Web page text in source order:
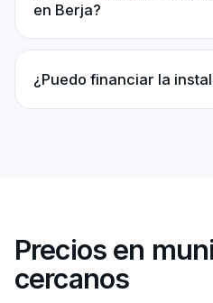
en Berja?
¿Puedo financiar la
Precios en
cercanos